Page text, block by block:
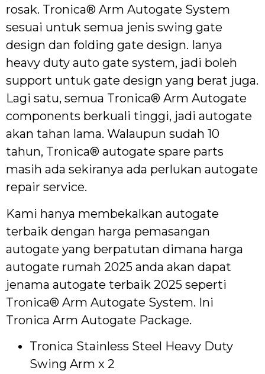
rosak. Tronica® Arm Autogate System
sesuai untuk semua jenis swing gate
design dan folding gate design. Ianya
heavy duty auto gate system, jadi boleh
support untuk gate design yang berat juga.
Lagi satu, semua Tronica® Arm Autogate
components berkuali tinggi, jadi autogate
akan tahan lama. Walaupun sudah 10
tahun, Tronica® autogate spare parts
masih ada sekiranya ada perlukan autogate
repair service.
Kami hanya membekalkan autogate
terbaik dengan harga pemasangan
autogate yang berpatutan dimana harga
autogate rumah 2025 anda akan dapat
jenama autogate terbaik 2025 seperti
Tronica® Arm Autogate System. Ini
Tronica Arm Autogate Package.
Tronica Stainless Steel Heavy Duty
Swing Arm x 2